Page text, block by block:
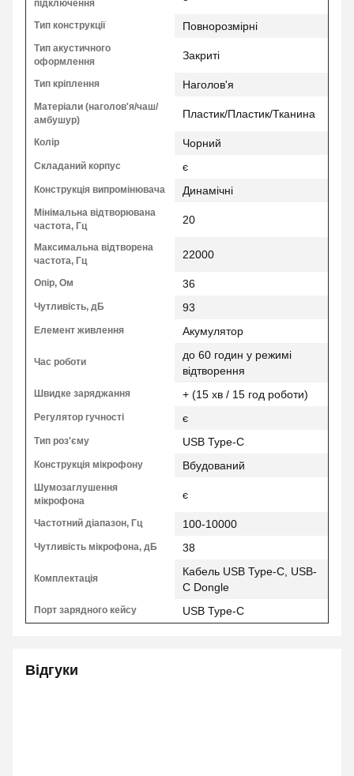
підключення
Тип конструкції Повнорозмірні
Тип акустичного
оформлення
Закриті
Тип кріплення Наголов'я
Матеріали (наголов'я/чаш/
амбушур)
Пластик/Пластик/Тканина
Колір Чорний
Складаний корпус є
Конструкція випромінювача Динамічні
Мінімальна відтворювана
частота, Гц
20
Максимальна відтворена
частота, Гц
22000
Опір, Ом 36
Чутливість, дБ 93
Елемент живлення Акумулятор
Час роботи
до 60 годин у режимі
відтворення
Швидке заряджання + (15 хв / 15 год роботи)
Регулятор гучності є
Тип роз'єму USB Type-C
Конструкція мікрофону Вбудований
Шумозаглушення
мікрофона
є
Частотний діапазон, Гц 100-10000
Чутливість мікрофона, дБ 38
Комплектація
Кабель USB Type-C, USB-
C Dongle
Порт зарядного кейсу USB Type-C
Відгуки